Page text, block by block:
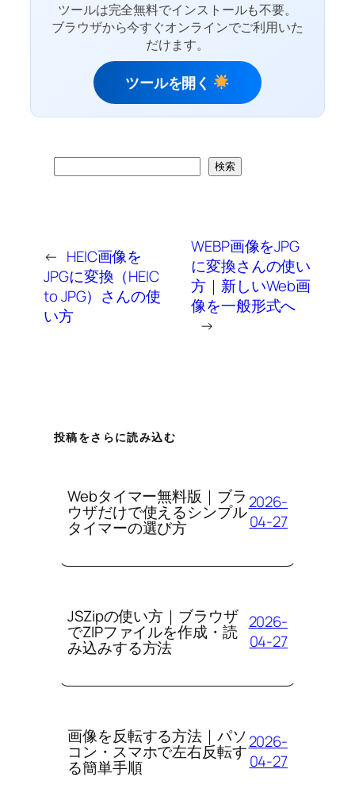
ツールは完全無料でインストールも不要。
ブラウザから今すぐオンラインでご利用いた
だけます。
ツールを開く
検索
← HEIC画像を
JPGに変換（HEIC
to JPG）さんの使
い方
WEBP画像をJPG
に変換さんの使い
方｜新しいWeb画
像を一般形式へ
→
投稿をさらに読み込む
Webタイマー無料版｜ブラ
ウザだけで使えるシンプル
タイマーの選び方
2026-
04-27
JSZipの使い方｜ブラウザ
でZIPファイルを作成・読
み込みする方法
2026-
04-27
画像を反転する方法｜パソ
コン・スマホで左右反転す
る簡単手順
2026-
04-27